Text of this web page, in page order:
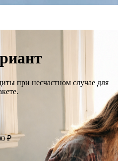
при несчастном случае для
₽